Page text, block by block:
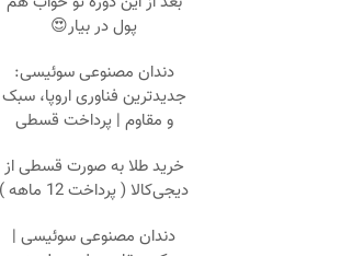
پول در بیار😍
دندان مصنوعی سوئیسی:
جدیدترین فناوری اروپا، سبک
و مقاوم | پرداخت قسطی
خرید طلا به صورت قسطی از
دیجی‌کالا ( پرداخت 12 ماهه )
دندان مصنوعی سوئیسی |